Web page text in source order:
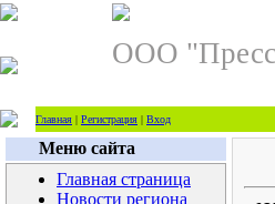
ООО
Главная | Регистрация | Вход
Меню сайта
Главная страница
Новости региона